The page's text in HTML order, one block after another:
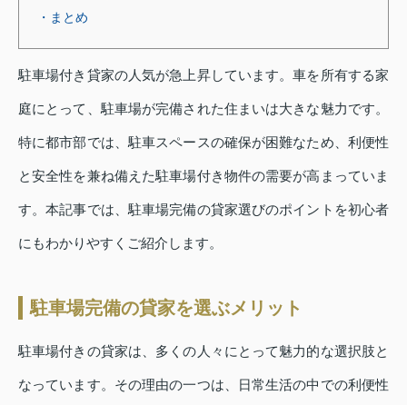
・まとめ
駐車場付き貸家の人気が急上昇しています。車を所有する家
庭にとって、駐車場が完備された住まいは大きな魅力です。
特に都市部では、駐車スペースの確保が困難なため、利便性
と安全性を兼ね備えた駐車場付き物件の需要が高まっていま
す。本記事では、駐車場完備の貸家選びのポイントを初心者
にもわかりやすくご紹介します。
駐車場完備の貸家を選ぶメリット
駐車場付きの貸家は、多くの人々にとって魅力的な選択肢と
なっています。その理由の一つは、日常生活の中での利便性